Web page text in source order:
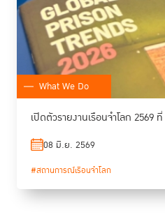
What We Do
เปิดตัวรายงานเรือนจำโลก 2569
08 มิ.ย. 2569
#สถานการณ์เรือนจำโลก